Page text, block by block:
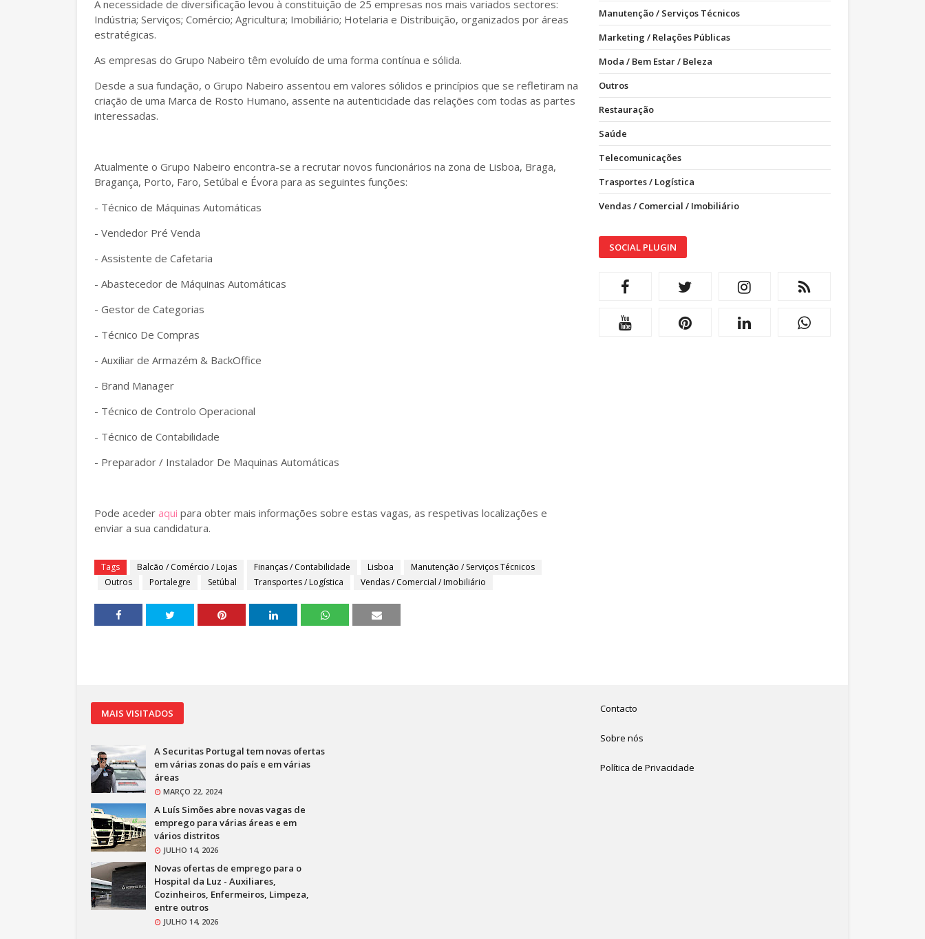
A necessidade de diversificação levou à constituição de 25 empresas nos mais variados sectores:
Indústria; Serviços; Comércio; Agricultura; Imobiliário; Hotelaria e Distribuição, organizados por áreas
estratégicas.
As empresas do Grupo Nabeiro têm evoluído de uma forma contínua e sólida.
Desde a sua fundação, o Grupo Nabeiro assentou em valores sólidos e princípios que se refletiram na
criação de uma Marca de Rosto Humano, assente na autenticidade das relações com todas as partes
interessadas.
Atualmente o Grupo Nabeiro encontra-se a recrutar novos funcionários na zona de Lisboa, Braga,
Bragança, Porto, Faro, Setúbal e Évora para as seguintes funções:
- Técnico de Máquinas Automáticas
- Vendedor Pré Venda
- Assistente de Cafetaria
- Abastecedor de Máquinas Automáticas
- Gestor de Categorias
- Técnico De Compras
- Auxiliar de Armazém & BackOffice
- Brand Manager
- Técnico de Controlo Operacional
- Técnico de Contabilidade
- Preparador / Instalador De Maquinas Automáticas
Pode aceder aqui para obter mais informações sobre estas vagas, as respetivas localizações e
enviar a sua candidatura.
Tags Balcão / Comércio / Lojas Finanças / Contabilidade Lisboa
Manutenção / Serviços Técnicos
Outros
Portalegre Setúbal Transportes / Logística Vendas / Comercial / Imobiliário
Manutenção / Serviços Técnicos
Marketing / Relações Públicas
Moda / Bem Estar / Beleza
Outros
Restauração
Saúde
Telecomunicações
Trasportes / Logística
Vendas / Comercial / Imobiliário
SOCIAL PLUGIN
MAIS VISITADOS
A Securitas Portugal tem novas ofertas
em várias zonas do país e em várias
áreas
MARÇO 22, 2024
A Luís Simões abre novas vagas de
emprego para várias áreas e em
vários distritos
JULHO 14, 2026
Novas ofertas de emprego para o
Hospital da Luz - Auxiliares,
Cozinheiros, Enfermeiros, Limpeza,
entre outros
JULHO 14, 2026
Contacto
Sobre nós
Política de Privacidade